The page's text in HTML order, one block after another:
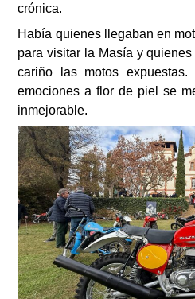
crónica.
Había quienes llegaban en
para visitar la Masía y
cariño las motos
emociones a flor de piel se
inmejorable.